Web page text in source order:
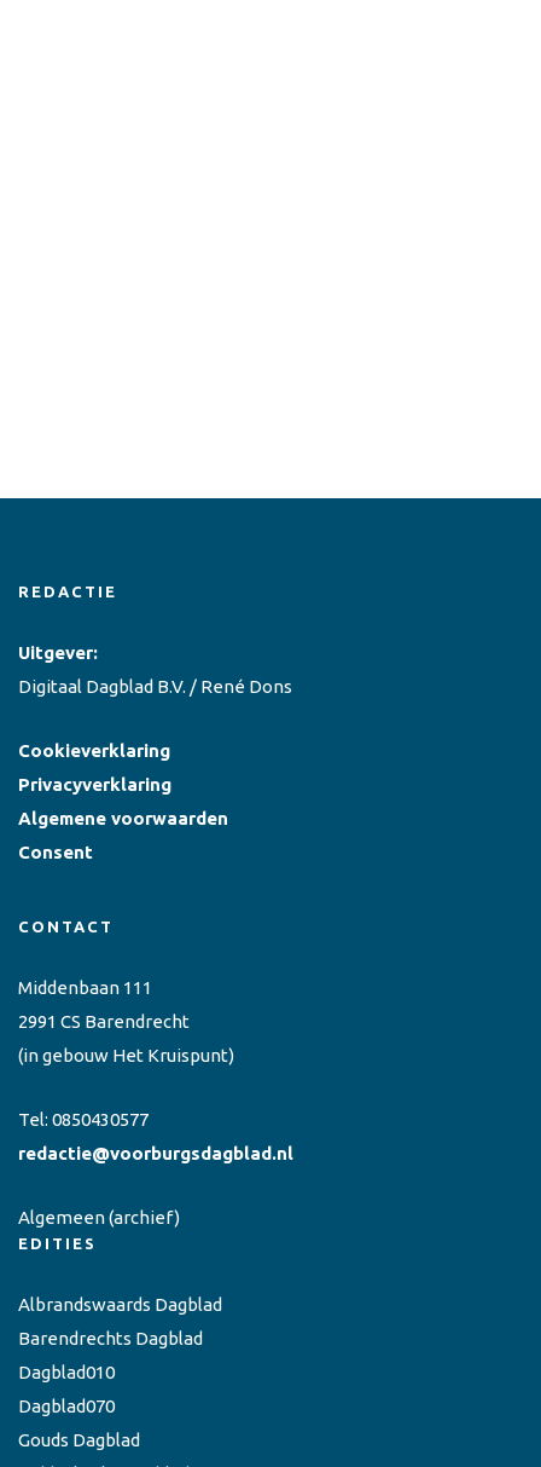
REDACTIE
Uitgever:
Digitaal Dagblad B.V. / René Dons
Cookieverklaring
Privacyverklaring
Algemene voorwaarden
Consent
CONTACT
Middenbaan 111
2991 CS Barendrecht
(in gebouw Het Kruispunt)
Tel: 0850430577
redactie@voorburgsdagblad.nl
Algemeen(archief)
EDITIES
Albrandswaards Dagblad
Barendrechts Dagblad
Dagblad010
Dagblad070
Gouds Dagblad